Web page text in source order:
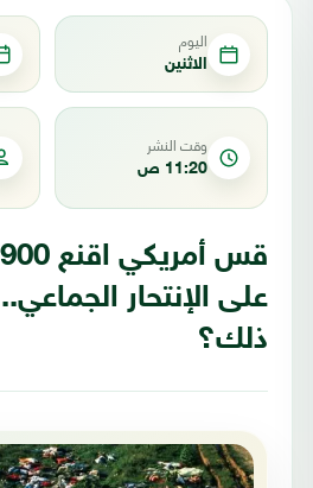
اليوم
الاثنين
وقت النشر
11:20 ص
على الإنتحار
ذلك؟